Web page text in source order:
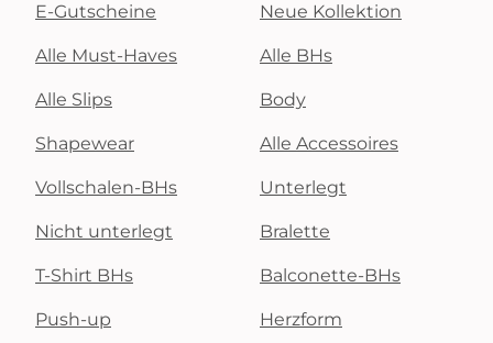
E-Gutscheine Neue Kollektion
Alle Must-Haves Alle BHs
Alle Slips Body
Shapewear Alle Accessoires
Vollschalen-BHs Unterlegt
Nicht unterlegt Bralette
T-Shirt BHs Balconette-BHs
Push-up Herzform